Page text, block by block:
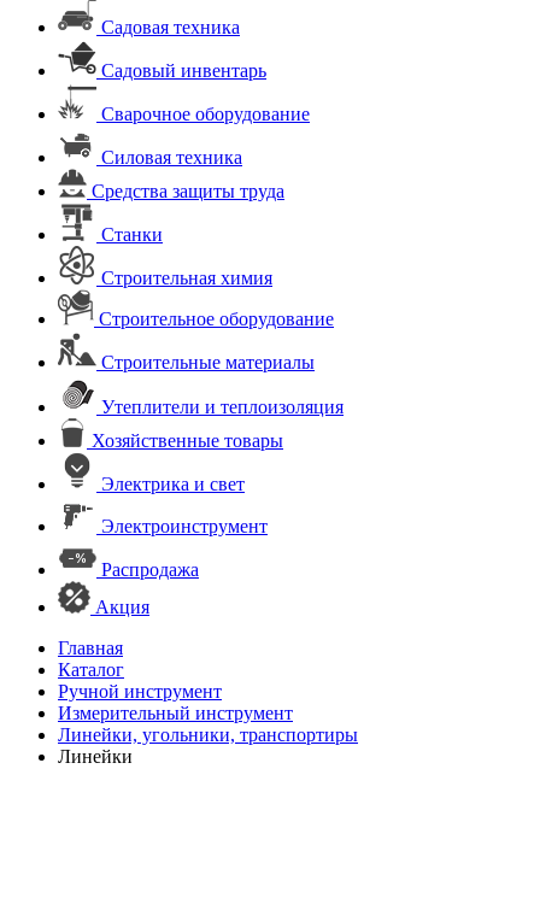
Садовая техника
Садовый инвентарь
Сварочное оборудование
Силовая техника
Средства защиты труда
Станки
Строительная химия
Строительное оборудование
Строительные материалы
Утеплители и теплоизоляция
Хозяйственные товары
Электрика и свет
Электроинструмент
Распродажа
Акция
Главная
Каталог
Ручной инструмент
Измерительный инструмент
Линейки, угольники, транспортиры
Линейки